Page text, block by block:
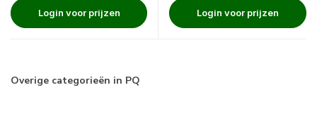
Login voor prijzen Login voor prijzen
Overige categorieën in PQ